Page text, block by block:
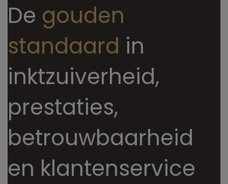
De gouden
standaard in
inktzuiverheid,
prestaties,
betrouwbaarheid
en klantenservice